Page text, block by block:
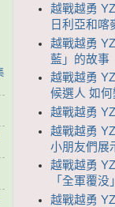
越戰越勇
日利亞和喀
越戰越勇
藍」的故事
越戰越勇
候選人 如
越戰越勇
越戰越勇
小朋友們展
越戰越勇
「全軍覆没」
越戰越勇